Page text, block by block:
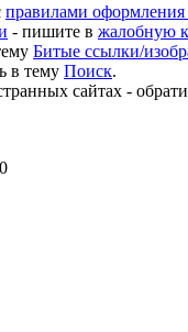
правилами
- пишите в жалобную
Битые ссылки/
в тему Поиск.
сайтах -